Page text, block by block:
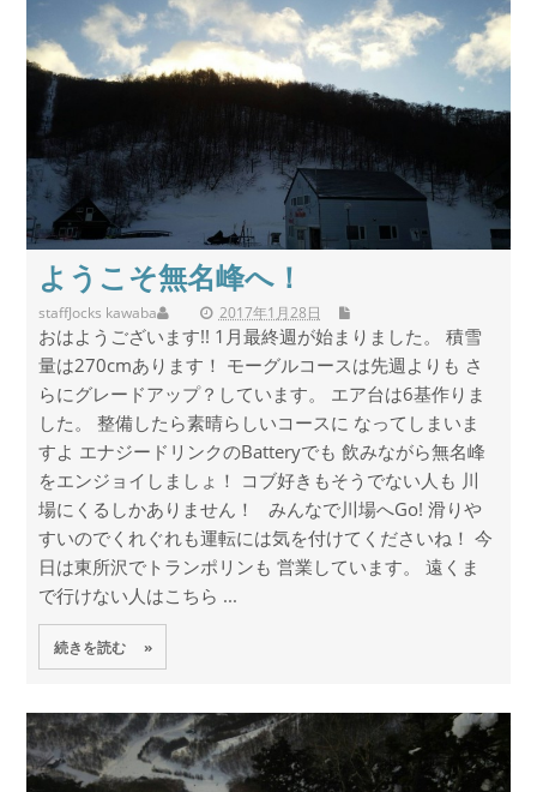
ようこそ無名峰へ！
staff 2017年1月28日
Jocks kawaba
おはようございます!! 1月最終週が始まりました。 積雪
量は270cmあります！ モーグルコースは先週よりも さ
らにグレードアップ？しています。 エア台は6基作りま
した。 整備したら素晴らしいコースに なってしまいま
すよ エナジードリンクのBatteryでも 飲みながら無名峰
をエンジョイしましょ！ コブ好きもそうでない人も 川
場にくるしかありません！ みんなで川場へGo! 滑りや
すいのでくれぐれも運転には気を付けてくださいね！ 今
日は東所沢でトランポリンも 営業しています。 遠くま
で行けない人はこちら ...
続きを読む »